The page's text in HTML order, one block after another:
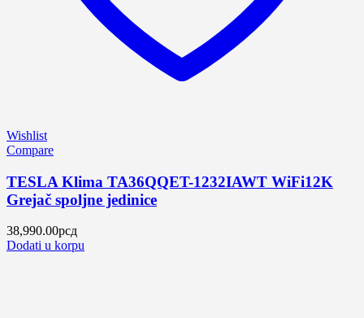
Wishlist
Compare
TESLA Klima TA36QQET-1232IAWT WiFi12K
Grejač spoljne jedinice
38,990.00рсд
Dodati u korpu